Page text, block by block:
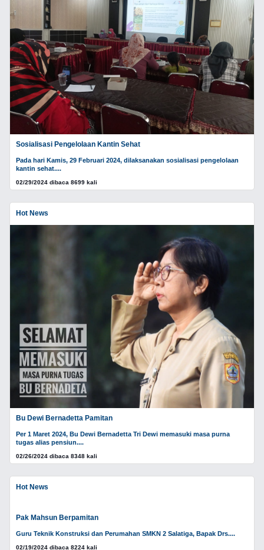
Sosialisasi Pengelolaan Kantin Sehat
Pada hari Kamis, 29 Februari 2024, dilaksanakan sosialisasi pengelolaan
kantin sehat....
02/29/2024 dibaca 8699 kali
Hot News
Bu Dewi Bernadetta Pamitan
Per 1 Maret 2024, Bu Dewi Bernadetta Tri Dewi memasuki masa purna
tugas alias pensiun....
02/26/2024 dibaca 8348 kali
Hot News
Pak Mahsun Berpamitan
Guru Teknik Konstruksi dan Perumahan SMKN 2 Salatiga, Bapak Drs....
02/19/2024 dibaca 8224 kali